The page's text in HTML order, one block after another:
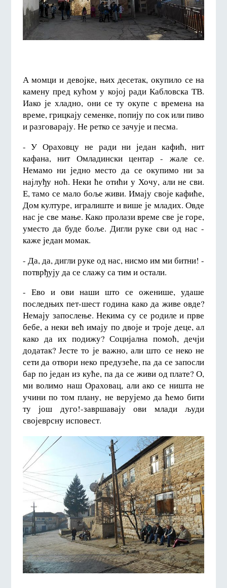
А момци и девојке, њих десетак, окупило се на
камену пред кућом у којој ради Кабловска ТВ.
Иако је хладно, они се ту окупе с времена на
време, грицкају семенке, попију по сок или пиво
и разговарају. Не ретко се зачује и песма.
- У Ораховцу не ради ни један кафић, нит
кафана, нит Омладински центар - жале се.
Немамо ни једно место да се окупимо ни за
најлуђу ноћ. Неки ће отићи у Хочу, али не сви.
Е, тамо се мало боље живи. Имају своје кафиће,
Дом културе, игралиште и више је младих. Овде
нас је све мање. Како пролази време све је горе,
уместо да буде боље. Дигли руке сви од нас -
каже један момак.
- Да, да, дигли руке од нас, нисмо им ми битни! -
потврђују да се слажу са тим и остали.
- Ево и ови наши што се оженише, удаше
последњих пет-шест година како да живе овде?
Немају запослење. Некима су се родиле и прве
бебе, а неки већ имају по двоје и троје деце, ал
како да их подижу? Социјална помоћ, дечји
додатак? Јесте то је важно, али што се неко не
сети да отвори неко предузеће, па да се запосли
бар по један из куће, па да се живи од плате? О,
ми волимо наш Ораховац, али ако се ништа не
учини по том плану, не верујемо да ћемо бити
ту још дуго!-завршавају ови млади људи
својеврсну исповест.